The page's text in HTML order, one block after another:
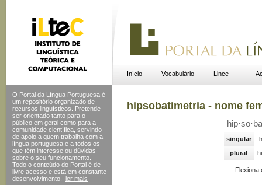
Início Vocabulário Lince
O Portal da Língua Portuguesa é
um repositório organizado de
recursos linguísticos. Pretende
ser orientado tanto para o
público em geral como para a
comunidade científica, servindo
de apoio a quem trabalha com a
língua portuguesa e a todos os
que têm interesse ou dúvidas
sobre o seu funcionamento.
Todo o conteúdo do Portal é de
livre acesso e está em constante
desenvolvimento.
ler mais
hipsobatimetria - nome
hip·so· ba
singular
plural
Flexiona